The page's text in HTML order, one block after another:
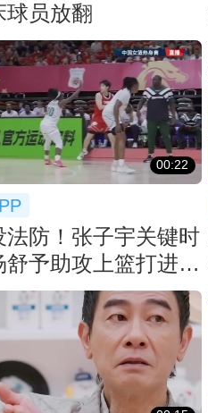
球员放翻
00:22
法防！张子宇关键时
舒予助攻上篮打进，
死比赛